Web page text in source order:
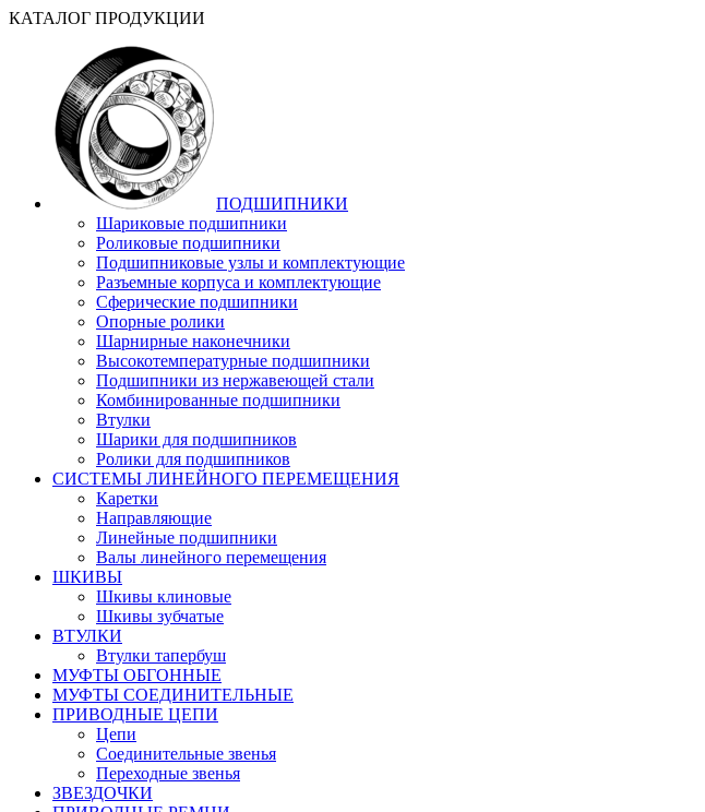
КАТАЛОГ ПРОДУКЦИИ
ПОДШИПНИКИ
Шариковые подшипники
Роликовые подшипники
Подшипниковые узлы и комплектующие
Разъемные корпуса и комплектующие
Сферические подшипники
Опорные ролики
Шарнирные наконечники
Высокотемпературные подшипники
Подшипники из нержавеющей стали
Комбинированные подшипники
Втулки
Шарики для подшипников
Ролики для подшипников
СИСТЕМЫ ЛИНЕЙНОГО ПЕРЕМЕЩЕНИЯ
Каретки
Направляющие
Линейные подшипники
Валы линейного перемещения
ШКИВЫ
Шкивы клиновые
Шкивы зубчатые
ВТУЛКИ
Втулки тапербуш
МУФТЫ ОБГОННЫЕ
МУФТЫ СОЕДИНИТЕЛЬНЫЕ
ПРИВОДНЫЕ ЦЕПИ
Цепи
Соединительные звенья
Переходные звенья
ЗВЕЗДОЧКИ